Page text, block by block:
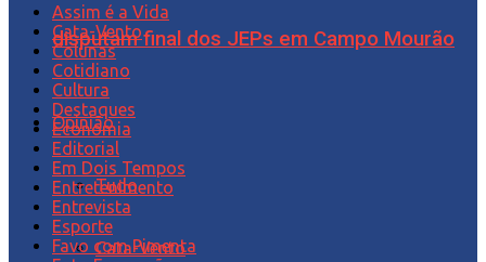
disputam final dos JEPs em Campo Mourão
Opinião
Tudo
Cata-Vento
Assim é a Vida
Cata-Vento
Colunas
Cotidiano
Cultura
Destaques
Economia
Editorial
Em Dois Tempos
Entretenimento
Entrevista
Esporte
Favo com Pimenta